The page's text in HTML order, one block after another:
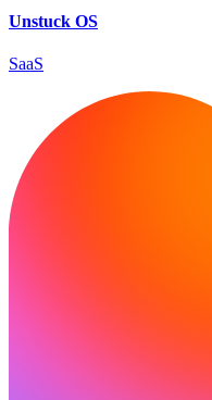
Unstuck OS
SaaS